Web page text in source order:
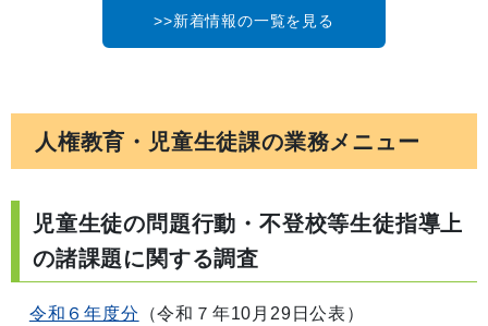
>>新着情報の一覧を見る
人権教育・児童生徒課の業務メニュー
児童生徒の問題行動・不登校等生徒指導上
の諸課題に関する調査
令和６年度分 （令和７年10月29日公表）